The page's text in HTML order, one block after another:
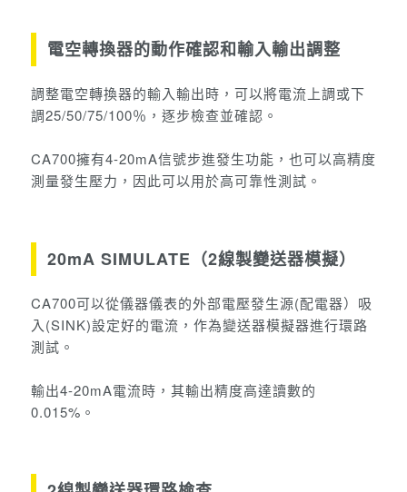
電空轉換器的動作確認和輸入輸出調整
調整電空轉換器的輸入輸出時，可以將電流上調或下
調25/50/75/100％，逐步檢查並確認。
CA700擁有4-20mA信號步進發生功能，也可以高精度
測量發生壓力，因此可以用於高可靠性測試。
20mA SIMULATE（2線製變送器模擬）
CA700可以從儀器儀表的外部電壓發生源(配電器）吸
入(SINK)設定好的電流，作為變送器模擬器進行環路
測試。
輸出4-20mA電流時，其輸出精度高達讀數的
0.015%。